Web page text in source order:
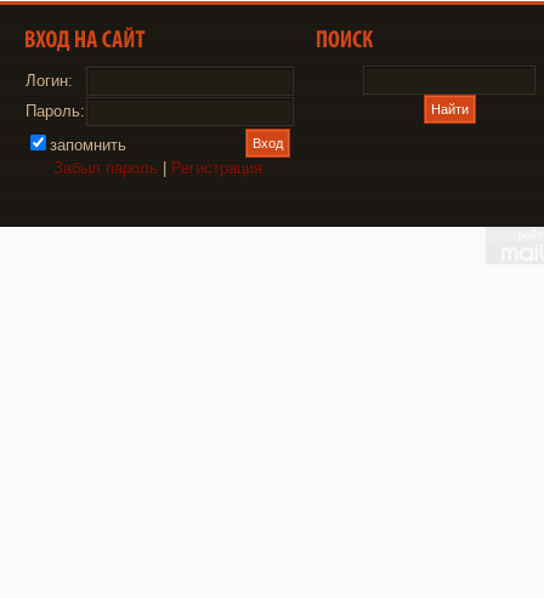
Логин:
Пароль:
запомнить
Забыл пароль
Регистрация